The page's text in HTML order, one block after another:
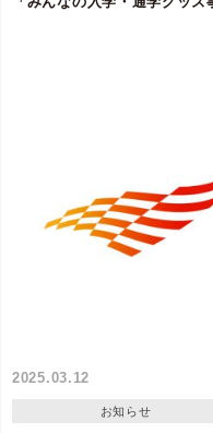
2025.03.12
お知らせ